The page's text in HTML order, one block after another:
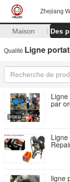
Zhejiang
Maison Des
Qualité Ligne
par
ligne